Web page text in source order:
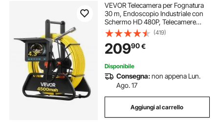
cassaforte per fucili con impronta
stufa con pellet con ribaltabile
granita con frullatore
VEVOR Telecamera per Fognatura
30 m, Endoscopio Industriale con
Schermo HD 480P, Telecamere
Idrauliche a Serpente Impermeabili
IP68 con 6 LED e Scheda da 16 GB
per Tubi di Condotta Fognaria
(419)
20990€
Disponibile
Consegna:non appena Lun.
Ago. 17
Aggiungi al carrello